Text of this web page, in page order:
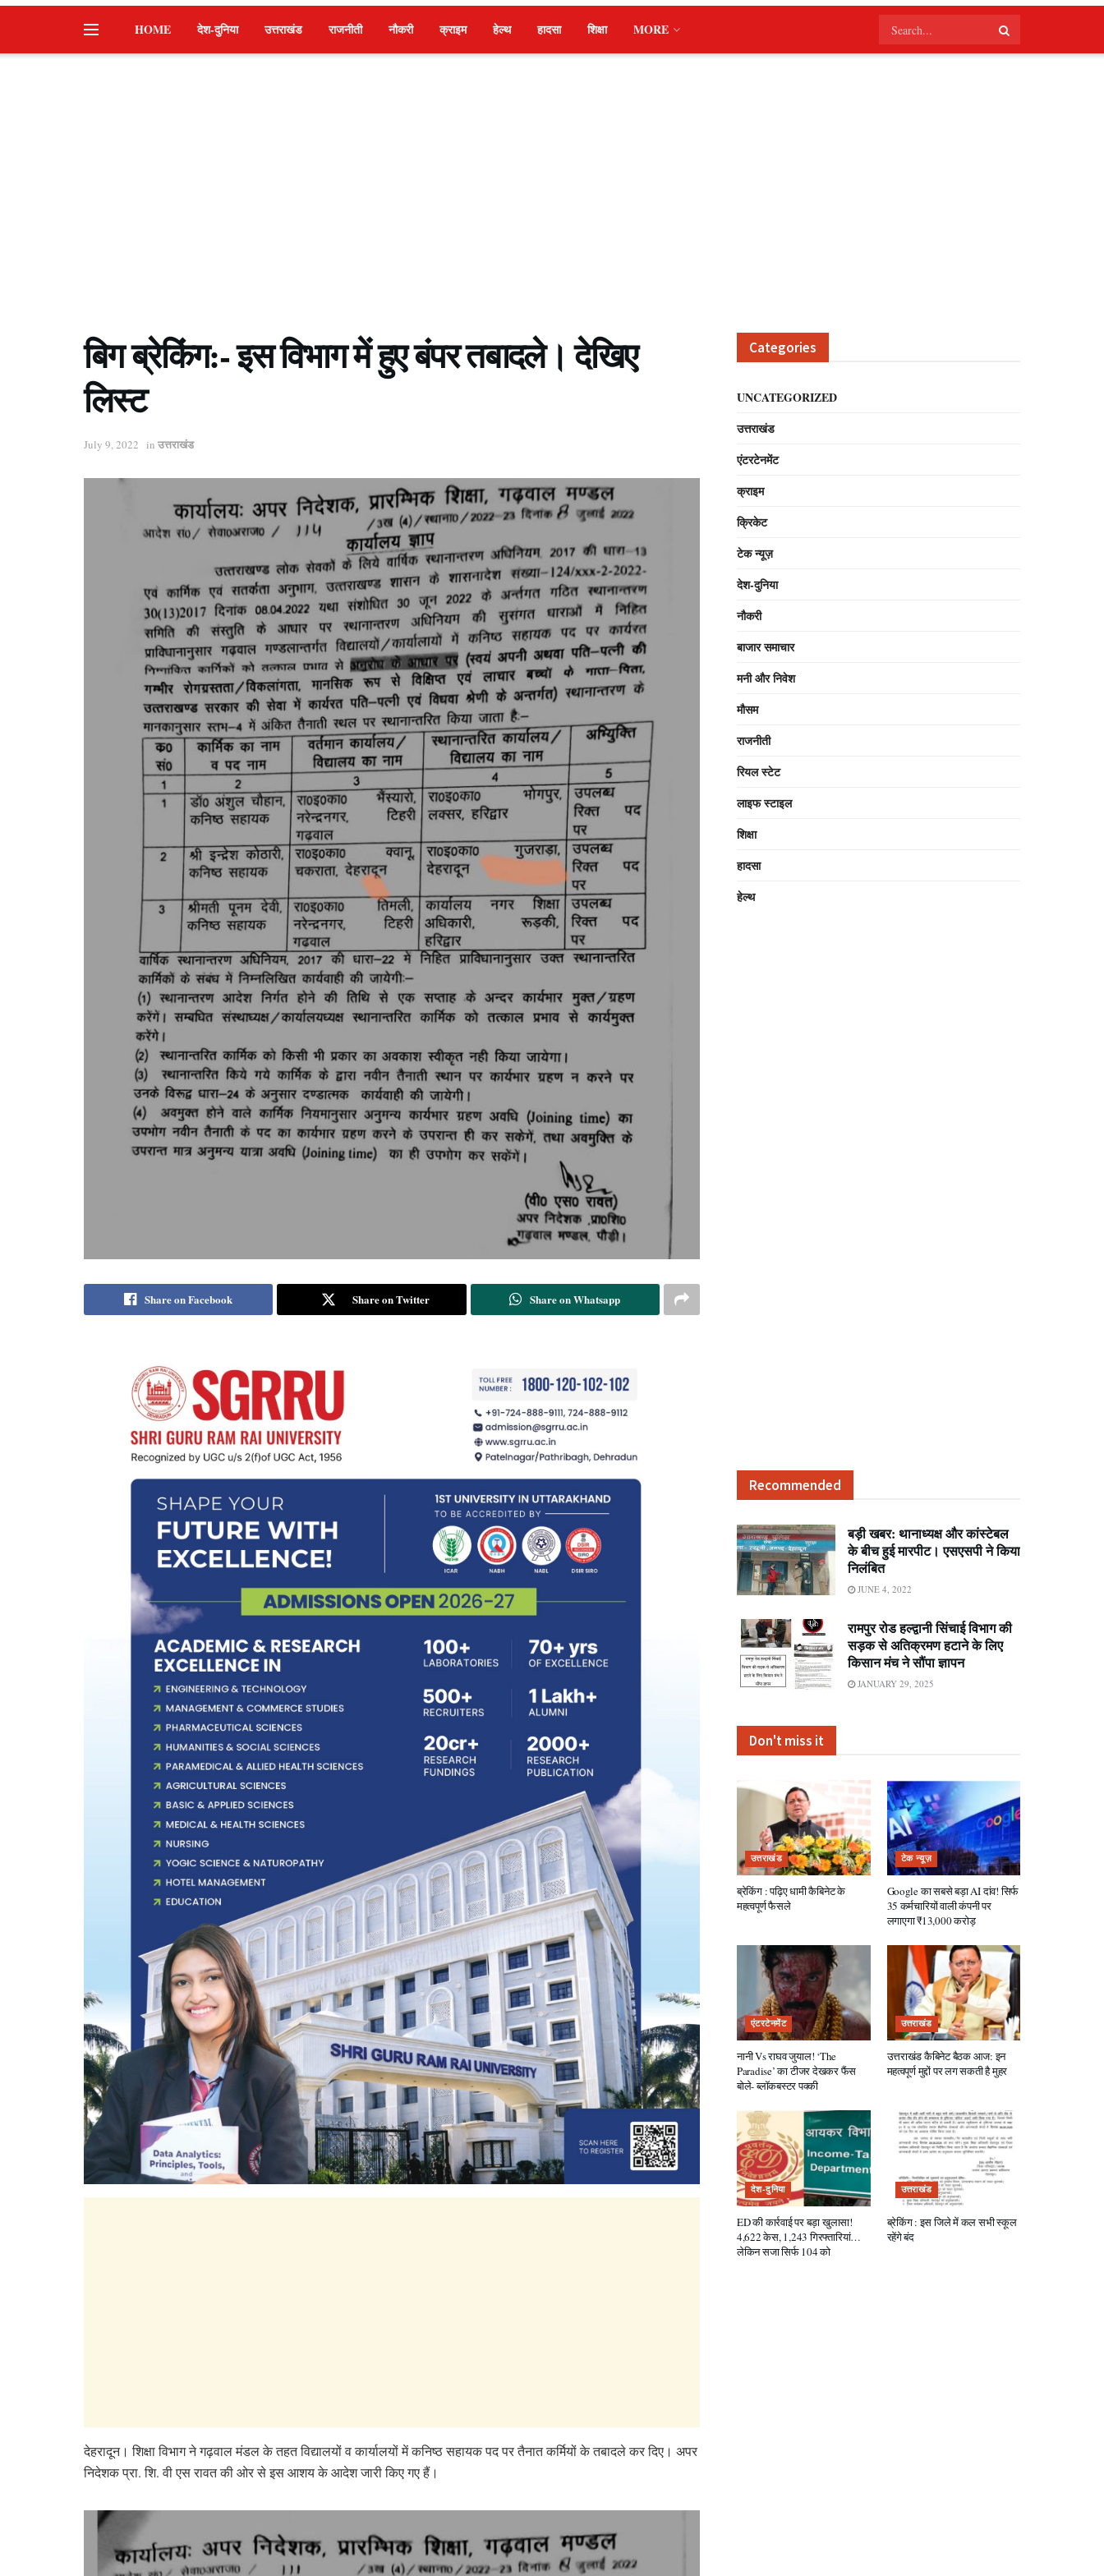
HOME देश-दुनिया उत्तराखंड राजनीती नौकरी क्राइम हेल्थ हादसा शिक्षा MORE
बिग ब्रेकिंग:- इस विभाग में हुए बंपर तबादले। देखिए
लिस्ट
July 9, 2022 in उत्तराखंड
Share on Facebook Share on Twitter Share on Whatsapp
देहरादून। शिक्षा विभाग ने गढ़वाल मंडल के तहत विद्यालयों व कार्यालयों में कनिष्ठ सहायक पद पर तैनात कर्मियों के तबादले कर दिए। अपर
निदेशक प्रा. शि. वी एस रावत की ओर से इस आशय के आदेश जारी किए गए हैं।
Categories
UNCATEGORIZED
उत्तराखंड
एंटरटेनमेंट
क्राइम
क्रिकेट
टेक न्यूज़
देश-दुनिया
नौकरी
बाजार समाचार
मनी और निवेश
मौसम
राजनीती
रियल स्टेट
लाइफ स्टाइल
शिक्षा
हादसा
हेल्थ
Recommended
बड़ी खबर: थानाध्यक्ष और कांस्टेबल
के बीच हुई मारपीट। एसएसपी ने किया
निलंबित
JUNE 4, 2022
रामपुर रोड हल्द्वानी सिंचाई विभाग की
सड़क से अतिक्रमण हटाने के लिए
किसान मंच ने सौंपा ज्ञापन
JANUARY 29, 2025
Don't miss it
उत्तराखंड
ब्रेकिंग : पढ़िए धामी कैबिनेट के
महत्वपूर्ण फैसले
टेक न्यूज़
Google का सबसे बड़ा AI दांव! सिर्फ
35 कर्मचारियों वाली कंपनी पर
लगाएगा ₹13,000 करोड़
एंटरटेनमेंट
नानी Vs राघव जुयाल! ‘The
Paradise’ का टीजर देखकर फैंस
बोले- ब्लॉकबस्टर पक्की
उत्तराखंड
उत्तराखंड कैबिनेट बैठक आज: इन
महत्वपूर्ण मुद्दों पर लग सकती है मुहर
देश-दुनिया
ED की कार्रवाई पर बड़ा खुलासा!
4,622 केस, 1,243 गिरफ्तारियां…
लेकिन सजा सिर्फ 104 को
उत्तराखंड
ब्रेकिंग : इस जिले में कल सभी स्कूल
रहेंगे बंद